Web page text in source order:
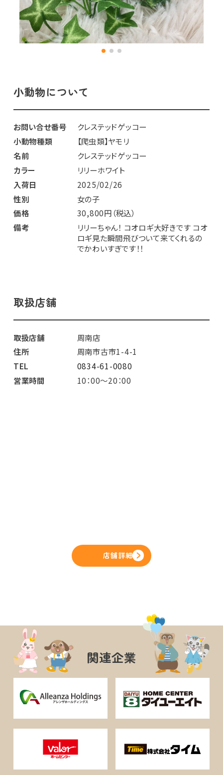
小動物について
お問い合せ番号
クレステッドゲッコー
小動物種類
【爬虫類】ヤモリ
名前
クレステッドゲッコー
カラー
リリーホワイト
入荷日
2025/02/26
性別
女の子
価格
30,800円（税込）
備考
リリーちゃん！ コオロギ大好きです コオ
ロギ見た瞬間飛びついて来てくれるの
でかわいすぎです！！
取扱店舗
取扱店舗
周南店
住所
周南市古市1-4-1
TEL
0834-61-0080
営業時間
10：00～20：00
店舗詳細
関連企業